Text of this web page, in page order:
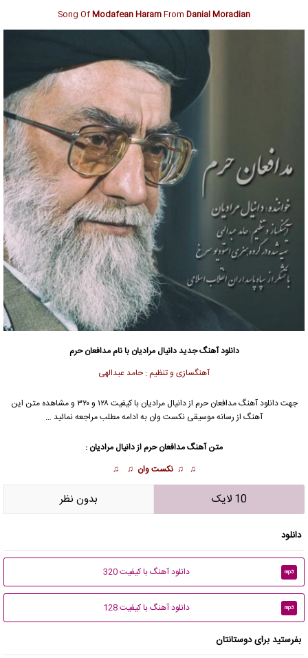
Song OfModafean HaramFrom Danial Moradian
دانلود آهنگ جدیددانیال مرادیان با نام مدافعان حرم
آهنگسازی و تنظیم : حامد عبدالهی
جهت دانلود آهنگ مدافعان حرم ازدانیال مرادیان
با کیفیت ۱۲۸ و ۳۲۰ و مشاهده متن این
آهنگ از رسانه موسیقی نکست وان به ادامه مطلب مراجعه نمائید …
متن آهنگ مدافعان حرم ازدانیال مرادیان :
♫ ♫نکست وان ♫ ♫
10 لایک بدون نظر
دانلود
mp3 دانلود آهنگ با کیفیت 320
mp3 دانلود آهنگ با کیفیت 128
بفرستید برای دوستانتان